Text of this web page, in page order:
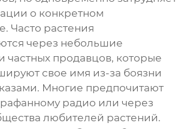
о конкретном
Часто растения
через небольшие
частных продавцов, которые
свое имя из-за боязни
Многие предпочитают
радио или через
любителей растений.